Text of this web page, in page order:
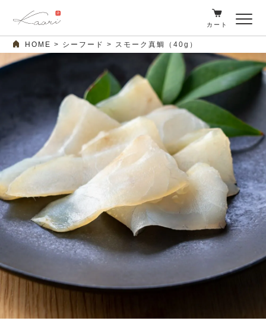
カート
HOME シーフード スモーク真鯛（40g）